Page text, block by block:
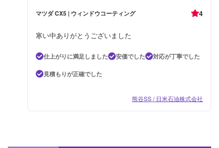
マツダ CX5 | ウィンドウコーティング 4
寒い中ありがとうございました
仕上がりに満足しました 安価でした
対応が丁寧でした
見積もりが正確でした
熊谷SS / 日米石油株式会社